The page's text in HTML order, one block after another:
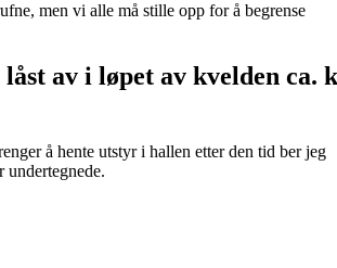
men vi alle må stille opp for å begrense
av i løpet av kvelden ca.
å hente utstyr i hallen etter den tid ber jeg
undertegnede.